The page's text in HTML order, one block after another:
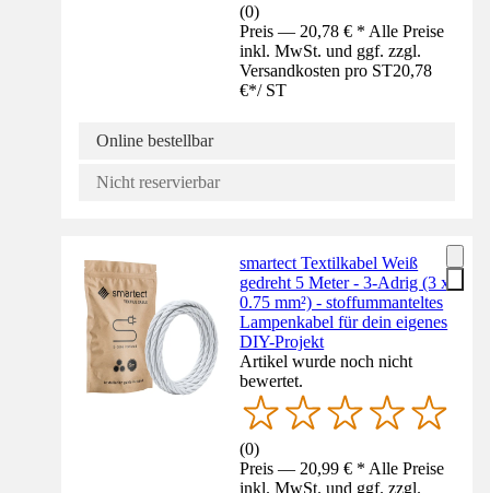
(0)
Preis — 20,78 € * Alle Preise
inkl. MwSt. und ggf. zzgl.
Versandkosten pro ST20,78
€*/ ST
Online bestellbar
Nicht reservierbar
smartect Textilkabel Weiß
gedreht 5 Meter - 3-Adrig (3 x
0.75 mm²) - stoffummanteltes
Lampenkabel für dein eigenes
DIY-Projekt
Artikel wurde noch nicht
bewertet.
(0)
Preis — 20,99 € * Alle Preise
inkl. MwSt. und ggf. zzgl.